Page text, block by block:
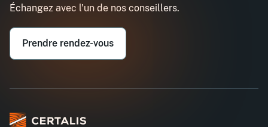
Échangez avec l'un de nos conseillers.
Prendre rendez-vous